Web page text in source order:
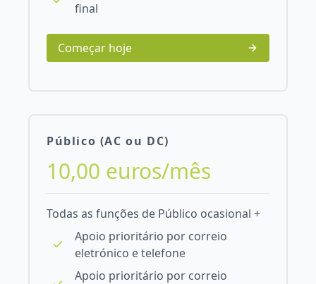
final
Começar hoje
Público (AC ou DC)
10,00 euros/mês
Todas as funções de Público ocasional +
Apoio prioritário por correio
eletrónico e telefone
Apoio prioritário por correio